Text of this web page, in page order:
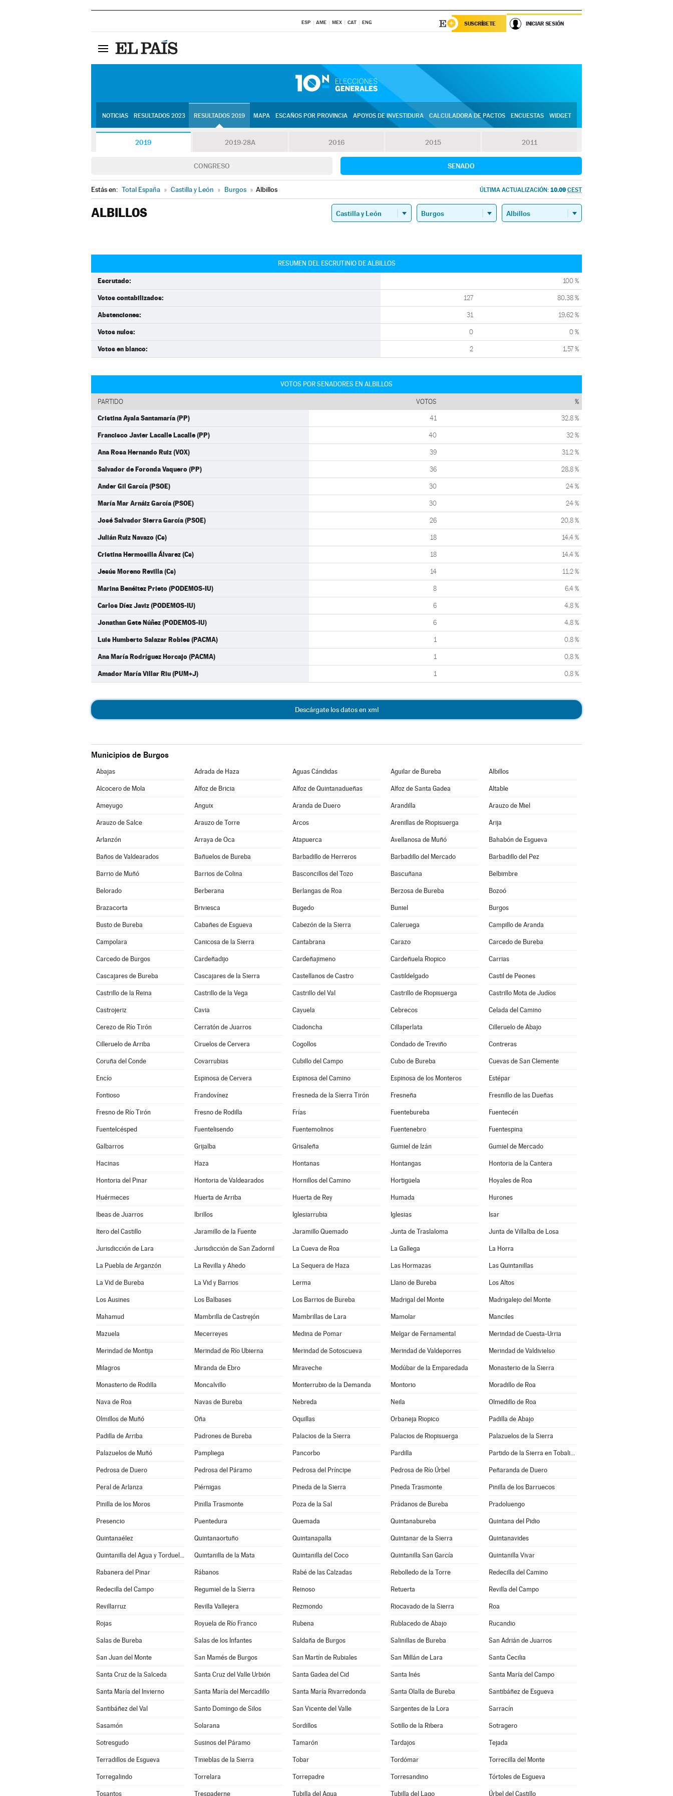
ESP AME MEX CAT ENG SUSCRÍBETE INICIAR SESIÓN
NOTICIAS RESULTADOS 2023 RESULTADOS 2019 MAPA ESCAÑOS POR PROVINCIA APOYOS DE INVESTIDURA CALCULADORA DE PACTOS ENCUESTAS WIDGET
2019 2019-28A 2016 2015 2011
CONGRESO SENADO
Estás en: Total España » Castilla y León » Burgos » Albillos ÚLTIMA ACTUALIZACIÓN: 10.09 CEST
ALBILLOS
RESUMEN DEL ESCRUTINIO DE ALBILLOS
Escrutado: 100 %
Votos contabilizados: 127 80,38 %
Abstenciones: 31 19,62 %
Votos nulos: 0 0 %
Votos en blanco: 2 1,57 %
VOTOS POR SENADORES EN ALBILLOS
PARTIDO VOTOS %
Cristina Ayala Santamaría (PP) 41 32,8 %
Francisco Javier Lacalle Lacalle (PP) 40 32 %
Ana Rosa Hernando Ruiz (VOX) 39 31,2 %
Salvador de Foronda Vaquero (PP) 36 28,8 %
Ander Gil García (PSOE) 30 24 %
María Mar Arnáiz García (PSOE) 30 24 %
José Salvador Sierra García (PSOE) 26 20,8 %
Julián Ruiz Navazo (Cs) 18 14,4 %
Cristina Hermosilla Álvarez (Cs) 18 14,4 %
Jesús Moreno Revilla (Cs) 14 11,2 %
Marina Benéitez Prieto (PODEMOS-IU) 8 6,4 %
Carlos Díez Javiz (PODEMOS-IU) 6 4,8 %
Jonathan Gete Núñez (PODEMOS-IU) 6 4,8 %
Luis Humberto Salazar Robles (PACMA) 1 0,8 %
Ana María Rodríguez Horcajo (PACMA) 1 0,8 %
Amador María Villar Riu (PUM+J) 1 0,8 %
Descárgate los datos en xml
Municipios de Burgos
Abajas Adrada de Haza Aguas Cándidas Aguilar de Bureba Albillos
Alcocero de Mola Alfoz de Bricia Alfoz de Quintanadueñas Alfoz de Santa Gadea Altable
Ameyugo Anguix Aranda de Duero Arandilla Arauzo de Miel
Arauzo de Salce Arauzo de Torre Arcos Arenillas de Riopisuerga Arija
Arlanzón Arraya de Oca Atapuerca Avellanosa de Muñó Bahabón de Esgueva
Baños de Valdearados Bañuelos de Bureba Barbadillo de Herreros Barbadillo del Mercado Barbadillo del Pez
Barrio de Muñó Barrios de Colina Basconcillos del Tozo Bascuñana Belbimbre
Belorado Berberana Berlangas de Roa Berzosa de Bureba Bozoó
Brazacorta Briviesca Bugedo Buniel Burgos
Busto de Bureba Cabañes de Esgueva Cabezón de la Sierra Caleruega Campillo de Aranda
Campolara Canicosa de la Sierra Cantabrana Carazo Carcedo de Bureba
Carcedo de Burgos Cardeñadijo Cardeñajimeno Cardeñuela Riopico Carrias
Cascajares de Bureba Cascajares de la Sierra Castellanos de Castro Castildelgado Castil de Peones
Castrillo de la Reina Castrillo de la Vega Castrillo del Val Castrillo de Riopisuerga Castrillo Mota de Judíos
Castrojeriz Cavia Cayuela Cebrecos Celada del Camino
Cerezo de Río Tirón Cerratón de Juarros Ciadoncha Cillaperlata Cilleruelo de Abajo
Cilleruelo de Arriba Ciruelos de Cervera Cogollos Condado de Treviño Contreras
Coruña del Conde Covarrubias Cubillo del Campo Cubo de Bureba Cuevas de San Clemente
Encío Espinosa de Cervera Espinosa del Camino Espinosa de los Monteros Estépar
Fontioso Frandovínez Fresneda de la Sierra Tirón Fresneña Fresnillo de las Dueñas
Fresno de Río Tirón Fresno de Rodilla Frías Fuentebureba Fuentecén
Fuentelcésped Fuentelisendo Fuentemolinos Fuentenebro Fuentespina
Galbarros Grijalba Grisaleña Gumiel de Izán Gumiel de Mercado
Hacinas Haza Hontanas Hontangas Hontoria de la Cantera
Hontoria del Pinar Hontoria de Valdearados Hornillos del Camino Hortigüela Hoyales de Roa
Huérmeces Huerta de Arriba Huerta de Rey Humada Hurones
Ibeas de Juarros Ibrillos Iglesiarrubia Iglesias Isar
Itero del Castillo Jaramillo de la Fuente Jaramillo Quemado Junta de Traslaloma Junta de Villalba de Losa
Jurisdicción de Lara Jurisdicción de San Zadornil La Cueva de Roa La Gallega La Horra
La Puebla de Arganzón La Revilla y Ahedo La Sequera de Haza Las Hormazas Las Quintanillas
La Vid de Bureba La Vid y Barrios Lerma Llano de Bureba Los Altos
Los Ausines Los Balbases Los Barrios de Bureba Madrigal del Monte Madrigalejo del Monte
Mahamud Mambrilla de Castrejón Mambrillas de Lara Mamolar Manciles
Mazuela Mecerreyes Medina de Pomar Melgar de Fernamental Merindad de Cuesta-Urria
Merindad de Montija Merindad de Río Ubierna Merindad de Sotoscueva Merindad de Valdeporres Merindad de Valdivielso
Milagros Miranda de Ebro Miraveche Modúbar de la Emparedada Monasterio de la Sierra
Monasterio de Rodilla Moncalvillo Monterrubio de la Demanda Montorio Moradillo de Roa
Nava de Roa Navas de Bureba Nebreda Neila Olmedillo de Roa
Olmillos de Muñó Oña Oquillas Orbaneja Riopico Padilla de Abajo
Padilla de Arriba Padrones de Bureba Palacios de la Sierra Palacios de Riopisuerga Palazuelos de la Sierra
Palazuelos de Muñó Pampliega Pancorbo Pardilla Partido de la Sierra en Tobalina
Pedrosa de Duero Pedrosa del Páramo Pedrosa del Príncipe Pedrosa de Río Úrbel Peñaranda de Duero
Peral de Arlanza Piérnigas Pineda de la Sierra Pineda Trasmonte Pinilla de los Barruecos
Pinilla de los Moros Pinilla Trasmonte Poza de la Sal Prádanos de Bureba Pradoluengo
Presencio Puentedura Quemada Quintanabureba Quintana del Pidio
Quintanaélez Quintanaortuño Quintanapalla Quintanar de la Sierra Quintanavides
Quintanilla del Agua y Tordueles Quintanilla de la Mata Quintanilla del Coco Quintanilla San García Quintanilla Vivar
Rabanera del Pinar Rábanos Rabé de las Calzadas Rebolledo de la Torre Redecilla del Camino
Redecilla del Campo Regumiel de la Sierra Reinoso Retuerta Revilla del Campo
Revillarruz Revilla Vallejera Rezmondo Riocavado de la Sierra Roa
Rojas Royuela de Río Franco Rubena Rublacedo de Abajo Rucandio
Salas de Bureba Salas de los Infantes Saldaña de Burgos Salinillas de Bureba San Adrián de Juarros
San Juan del Monte San Mamés de Burgos San Martín de Rubiales San Millán de Lara Santa Cecilia
Santa Cruz de la Salceda Santa Cruz del Valle Urbión Santa Gadea del Cid Santa Inés Santa María del Campo
Santa María del Invierno Santa María del Mercadillo Santa María Rivarredonda Santa Olalla de Bureba Santibáñez de Esgueva
Santibáñez del Val Santo Domingo de Silos San Vicente del Valle Sargentes de la Lora Sarracín
Sasamón Solarana Sordillos Sotillo de la Ribera Sotragero
Sotresgudo Susinos del Páramo Tamarón Tardajos Tejada
Terradillos de Esgueva Tinieblas de la Sierra Tobar Tordómar Torrecilla del Monte
Torregalindo Torrelara Torrepadre Torresandino Tórtoles de Esgueva
Tosantos Trespaderne Tubilla del Agua Tubilla del Lago Úrbel del Castillo